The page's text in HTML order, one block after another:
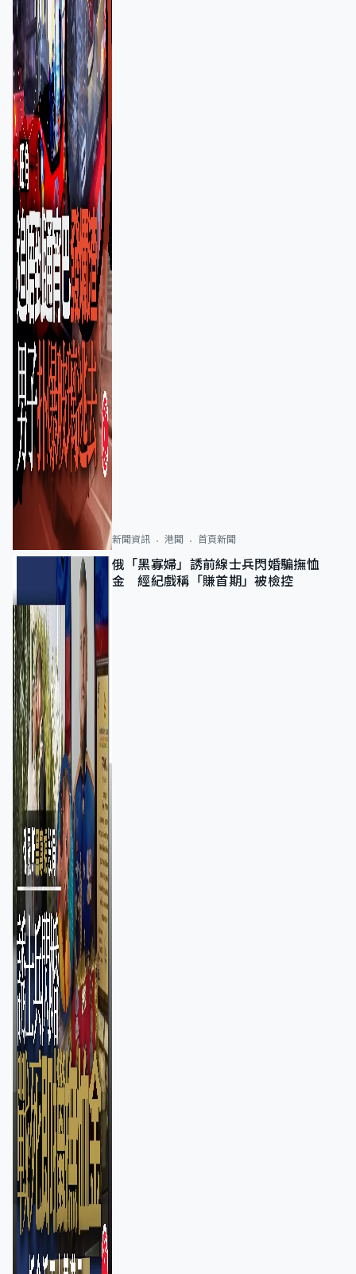
新聞資訊 港聞 首頁新聞
俄「黑寡婦」誘前線士兵閃婚騙撫恤
金 經紀戲稱「賺首期」被檢控